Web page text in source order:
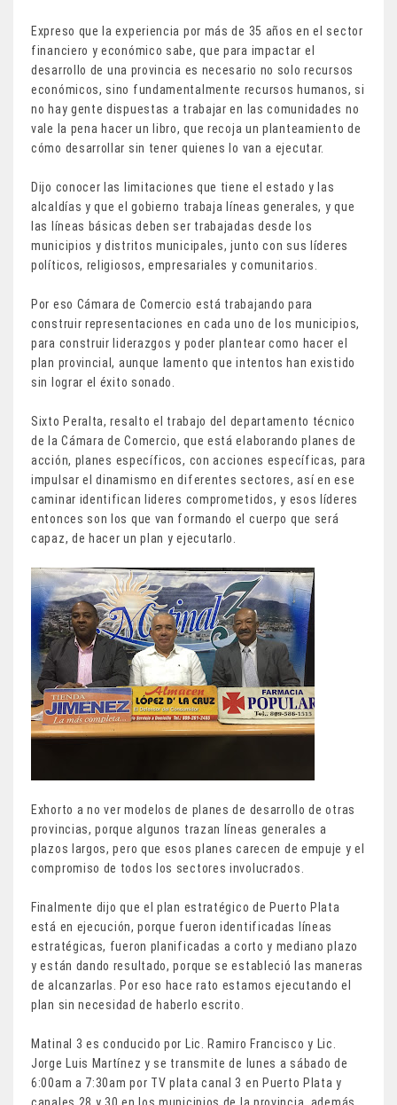
Expreso que la experiencia por más de 35 años en el sector
financiero y económico sabe, que para impactar el
desarrollo de una provincia es necesario no solo recursos
económicos, sino fundamentalmente recursos humanos, si
no hay gente dispuestas a trabajar en las comunidades no
vale la pena hacer un libro, que recoja un planteamiento de
cómo desarrollar sin tener quienes lo van a ejecutar.
Dijo conocer las limitaciones que tiene el estado y las
alcaldías y que el gobierno trabaja líneas generales, y que
las líneas básicas deben ser trabajadas desde los
municipios y distritos municipales, junto con sus líderes
políticos, religiosos, empresariales y comunitarios.
Por eso Cámara de Comercio está trabajando para
construir representaciones en cada uno de los municipios,
para construir liderazgos y poder plantear como hacer el
plan provincial, aunque lamento que intentos han existido
sin lograr el éxito sonado.
Sixto Peralta, resalto el trabajo del departamento técnico
de la Cámara de Comercio, que está elaborando planes de
acción, planes específicos, con acciones específicas, para
impulsar el dinamismo en diferentes sectores, así en ese
caminar identifican lideres comprometidos, y esos líderes
entonces son los que van formando el cuerpo que será
capaz, de hacer un plan y ejecutarlo.
Exhorto a no ver modelos de planes de desarrollo de otras
provincias, porque algunos trazan líneas generales a
plazos largos, pero que esos planes carecen de empuje y el
compromiso de todos los sectores involucrados.
Finalmente dijo que el plan estratégico de Puerto Plata
está en ejecución, porque fueron identificadas líneas
estratégicas, fueron planificadas a corto y mediano plazo
y están dando resultado, porque se estableció las maneras
de alcanzarlas. Por eso hace rato estamos ejecutando el
plan sin necesidad de haberlo escrito.
Matinal 3 es conducido por Lic. Ramiro Francisco y Lic.
Jorge Luis Martínez y se transmite de lunes a sábado de
6:00am a 7:30am por TV plata canal 3 en Puerto Plata y
canales 28 y 30 en los municipios de la provincia, además